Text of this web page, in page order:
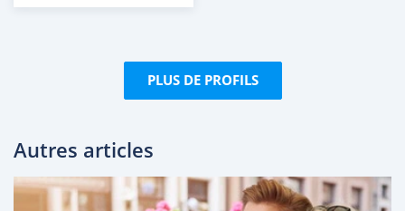
PLUS DE PROFILS
Autres articles